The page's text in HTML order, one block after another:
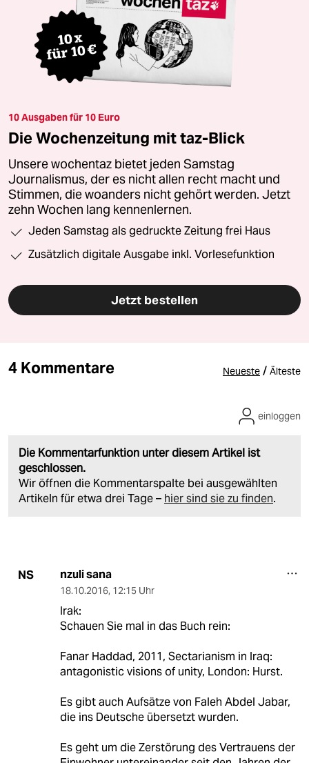
10 Ausgaben für 10 Euro
Die Wochenzeitung mit taz-Blick
Unsere wochentaz bietet jeden Samstag
Journalismus, der es nicht allen recht macht und
Stimmen, die woanders nicht gehört werden. Jetzt
zehn Wochen lang kennenlernen.
Jeden Samstag als gedruckte Zeitung frei Haus
Zusätzlich digitale Ausgabe inkl. Vorlesefunktion
Jetzt bestellen
4 Kommentare Neueste / Älteste
Die Kommentarfunktion unter diesem Artikel ist
geschlossen.
Wir öffnen die Kommentarspalte bei ausgewählten
Artikeln für etwa drei Tage – hier sind sie zu finden.
einloggen
NS nzuli sana
18.10.2016, 12:15 Uhr
Irak:
Schauen Sie mal in das Buch rein:
Fanar Haddad, 2011, Sectarianism in Iraq:
antagonistic visions of unity, London: Hurst.
Es gibt auch Aufsätze von Faleh Abdel Jabar,
die ins Deutsche übersetzt wurden.
Es geht um die Zerstörung des Vertrauens der